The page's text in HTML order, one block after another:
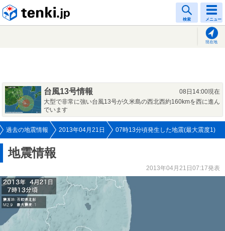
検索 メニュー
現在地
台風13号情報
08日14:00現在
大型で非常に強い台風13号が久米島の西北西約160kmを西に進ん
でいます
過去の地震情報 2013年04月21日 07時13分頃発生した地震(最大震度1)
地震情報
2013年04月21日07:17発表